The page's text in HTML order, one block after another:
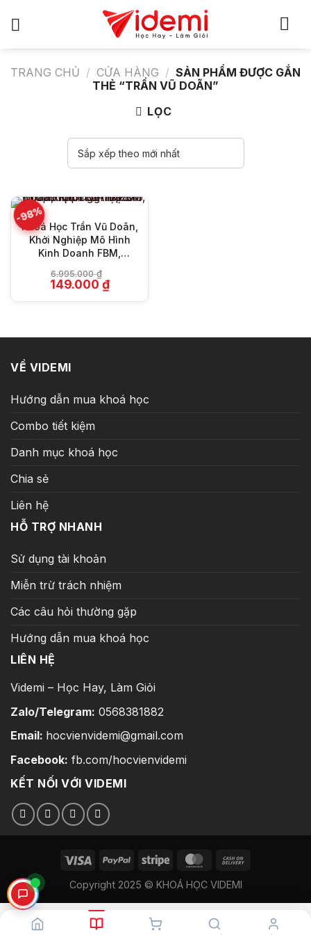
TRANG CHỦ / CỬA HÀNG / SẢN PHẨM ĐƯỢC GẮN
THẺ “TRẦN VŨ DOÃN”
LỌC
-98%
Khoá Học Trần Vũ Doãn,
Khởi Nghiệp Mô Hình
Kinh Doanh FBM,
Với Số Vốn 30 Triệu
6.995.000₫
Giá
gốc
149.000 ₫Giá
hiện
VỀ VIDEMI
Hướng dẫn mua khoá học
Combo tiết kiệm
Danh mục khoá học
Chia sẻ
Liên hệ
HỖ TRỢ NHANH
Sử dụng tài khoản
Miễn trừ trách nhiệm
Các câu hỏi thường gặp
Hướng dẫn mua khoá học
LIÊN HỆ
Videmi – Học Hay, Làm Giỏi
Zalo/Telegram: 0568381882
Email: hocvienvidemi@gmail.com
Facebook: fb.com/hocvienvidemi
KẾT NỐI VỚI VIDEMI
Copyright 2025 © KHOÁ HỌC VIDEMI